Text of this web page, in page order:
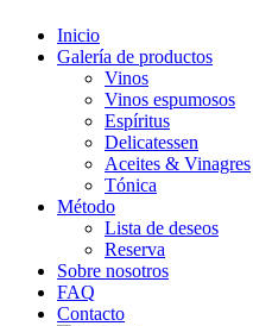
Inicio
Galería de productos
Vinos
Vinos espumosos
Espíritus
Delicatessen
Aceites & Vinagres
Tónica
Método
Lista de deseos
Reserva
Sobre nosotros
FAQ
Contacto